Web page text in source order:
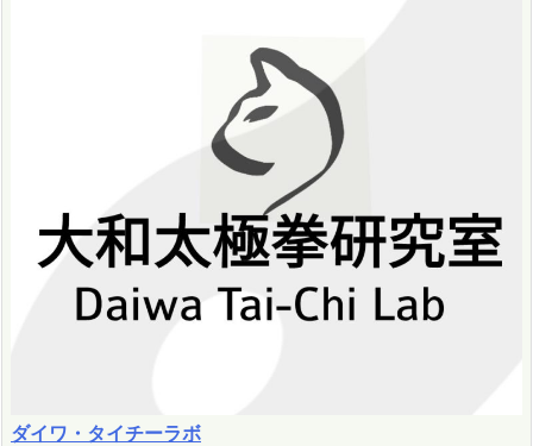
ダイワ・タイチーラボ